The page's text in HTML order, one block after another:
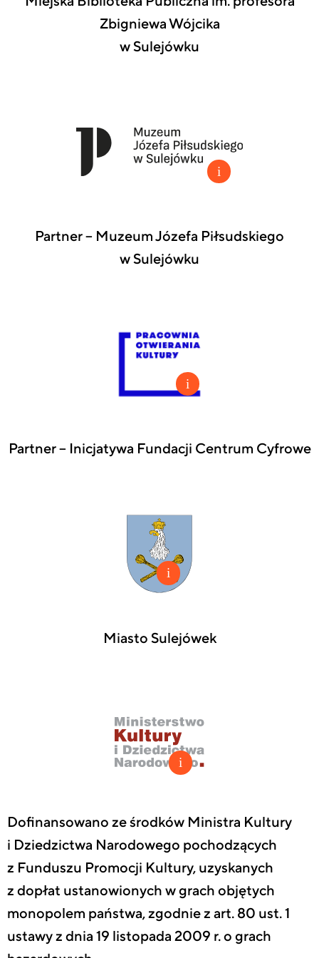
Zbigniewa Wójcika
w Sulejówku
Partner – Muzeum Józefa Piłsudskiego
w Sulejówku
Partner – Inicjatywa Fundacji Centrum Cyfrowe
Miasto Sulejówek
Dofinansowano ze środków Ministra Kultury
i Dziedzictwa Narodowego pochodzących
z Funduszu Promocji Kultury, uzyskanych
z dopłat ustanowionych w grach objętych
monopolem państwa, zgodnie z art. 80 ust. 1
ustawy z dnia 19 listopada 2009 r. o grach